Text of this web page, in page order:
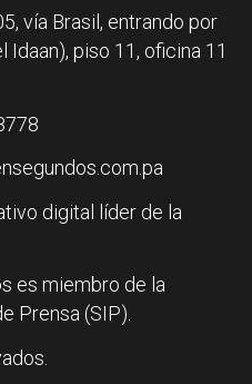
vía Brasil, entrando por
Idaan), piso 11, oficina 11
digital líder de la
es miembro de la
Prensa (SIP).